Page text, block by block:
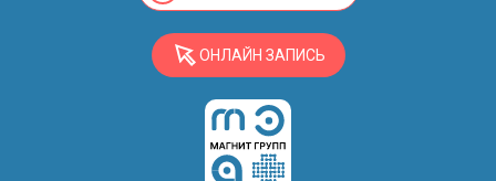
ОНЛАЙН ЗАПИСЬ